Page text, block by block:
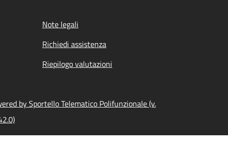
Note legali
Richiedi assistenza
Riepilogo valutazioni
by Sportello Telematico Polifunzionale (v.